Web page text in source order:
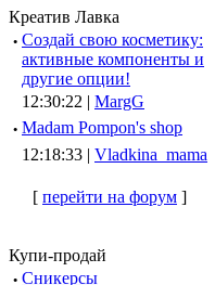
Креатив Лавка
· Создай свою косметику:
активные компоненты и
другие опции!
12:30:22 | MargG
· Madam Pompon's shop
12:18:33 | Vladkina_mama
[ перейти на форум ]
Купи-продай
· Сникерсы